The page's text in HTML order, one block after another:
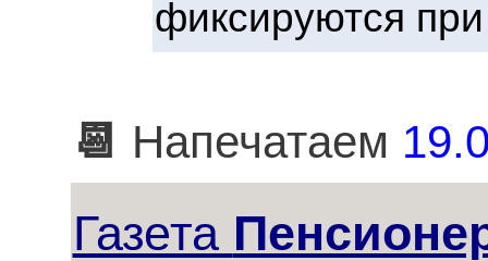
фиксируются
📆 Напечатаем
Газета